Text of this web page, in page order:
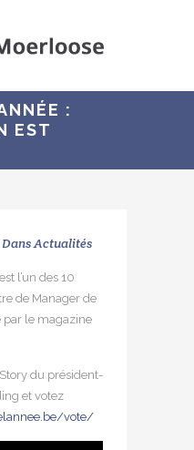
:
EST
DansActualités
l’un des 10
de Manager de
par le magazine
du président-
et votez
vote/